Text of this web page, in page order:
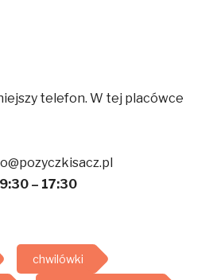
telefon. W tej placówce
– 17:30
chwilówki